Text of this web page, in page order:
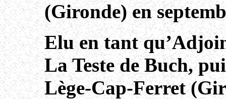
(Gironde) en
Elu en tant
La Teste de Buch,
Lège-Cap-Ferret